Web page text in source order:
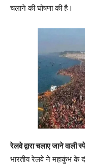
चलाने की घोषणा की है।
रेलवे द्वारा चलाए जाने वाली
भारतीय रेलवे ने महाकुंभ के